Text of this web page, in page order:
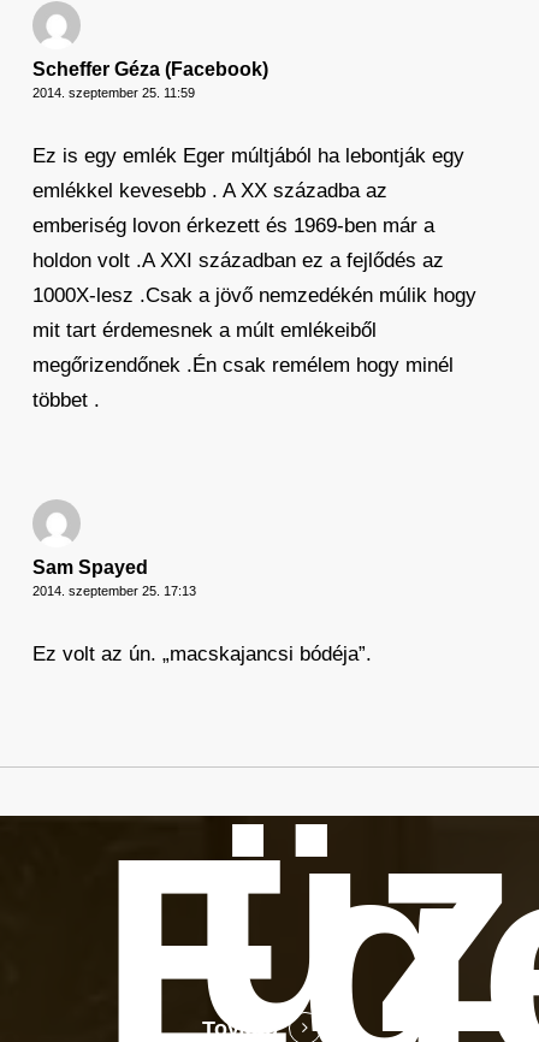
Scheffer Géza (Facebook)
2014. szeptember 25. 11:59
Ez is egy emlék Eger múltjából ha lebontják egy
emlékkel kevesebb . A XX századba az
emberiség lovon érkezett és 1969-ben már a
holdon volt .A XXI században ez a fejlődés az
1000X-lesz .Csak a jövő nemzedékén múlik hogy
mit tart érdemesnek a múlt emlékeiből
megőrizendőnek .Én csak remélem hogy minél
többet .
Sam Spayed
2014. szeptember 25. 17:13
Ez volt az ún. „macskajancsi bódéja”.
Tovább